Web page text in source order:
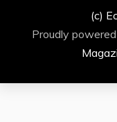
(c)
Proudly